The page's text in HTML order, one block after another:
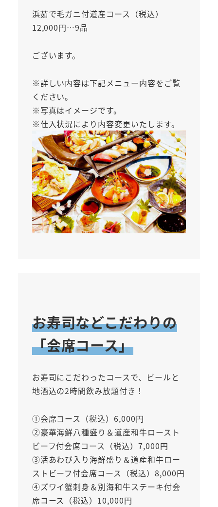
浜茹で毛ガニ付道産コース（税込）
12,000円…9品
ございます。
※詳しい内容は下記メニュー内容をご覧
ください。
※写真はイメージです。
※仕入状況により内容変更いたします。
お寿司などこだわりの
「会席コース」
お寿司にこだわったコースで、ビールと
地酒込の2時間飲み放題付き！
①会席コース（税込）6,000円
②豪華海鮮八種盛り＆道産和牛ロースト
ビーフ付会席コース（税込）7,000円
③活あわび入り海鮮盛り＆道産和牛ロー
ストビーフ付会席コース（税込）8,000円
④ズワイ蟹刺身＆別海和牛ステーキ付会
席コース（税込）10,000円